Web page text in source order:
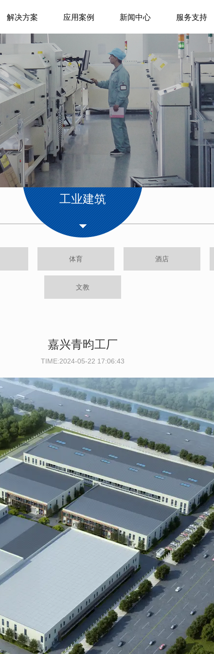
解决方案 应用案例 新闻中心 服务支持
工业建筑
体育 酒店
文教
嘉兴青昀工厂
TIME:2024-05-22 17:06:43